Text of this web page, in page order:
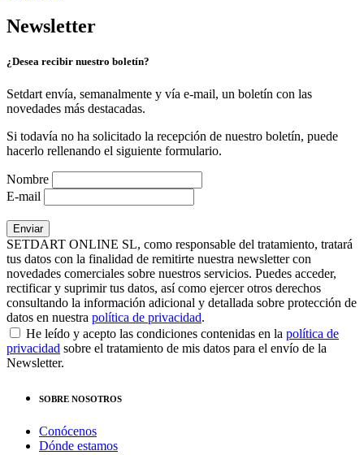
Newsletter
¿Desea recibir nuestro boletín?
Setdart envía, semanalmente y vía e-mail, un boletín con las
novedades más destacadas.
Si todavía no ha solicitado la recepción de nuestro boletín, puede
hacerlo rellenando el siguiente formulario.
Nombre
E-mail
SETDART ONLINE SL, como responsable del tratamiento, tratará
tus datos con la finalidad de remitirte nuestra newsletter con
novedades comerciales sobre nuestros servicios. Puedes acceder,
rectificar y suprimir tus datos, así como ejercer otros derechos
consultando la información adicional y detallada sobre protección de
datos en nuestra política de privacidad.
He leído y acepto las condiciones contenidas en la política de
privacidad sobre el tratamiento de mis datos para el envío de la
Newsletter.
SOBRE NOSOTROS
Conócenos
Dónde estamos